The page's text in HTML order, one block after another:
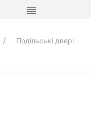
Подільські двері